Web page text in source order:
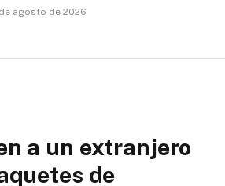
agosto de 2026
a un extranjero
de